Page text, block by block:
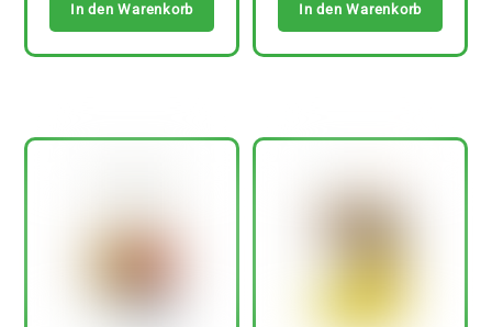
In den Warenkorb In den Warenkorb